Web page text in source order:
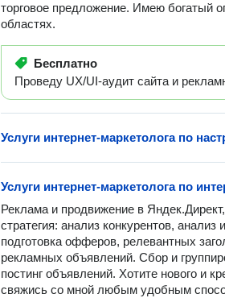
торговое предложение. Имею богатый
областях.
Бесплатно
Проведу UX/UI-аудит сайта и
Услуги интернет-маркетолога по
Услуги интернет-маркетолога по
Реклама и продвижение в
стратегия: анализ конкурентов,
подготовка офферов, релевантных
рекламных объявлений. Сбор и
постинг объявлений. Хотите нового и
свяжись со мной любым удобным